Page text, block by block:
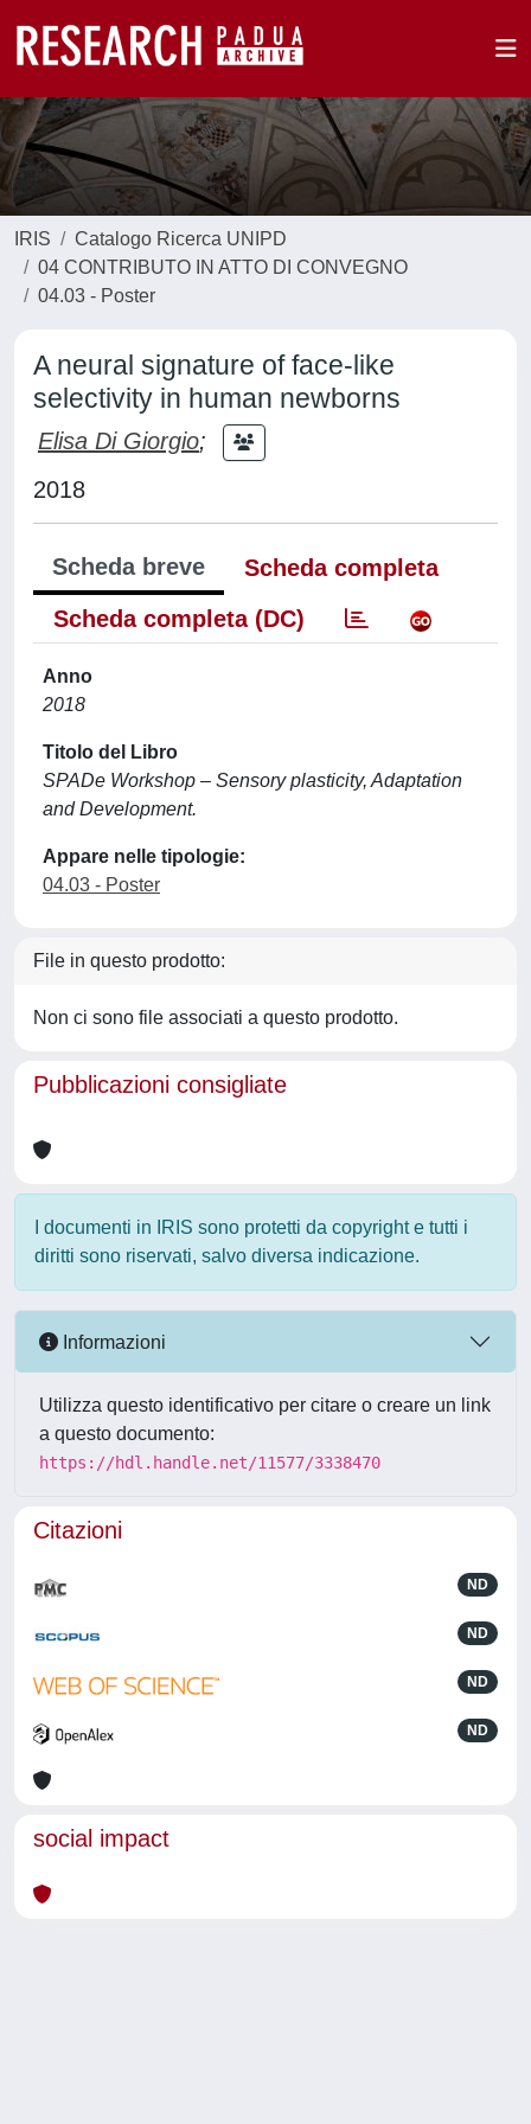
IRIS
Catalogo Ricerca UNIPD
04 CONTRIBUTO IN ATTO DI CONVEGNO
04.03 - Poster
A neural signature of face-like
selectivity in human newborns
Elisa Di Giorgio;
2018
Scheda breve
Scheda completa
Scheda completa (DC)
Anno
2018
Titolo del Libro
SPADe Workshop – Sensory plasticity, Adaptation
and Development.
Appare nelle tipologie:
04.03 - Poster
File in questo prodotto:
Non ci sono file associati a questo prodotto.
Pubblicazioni consigliate
I documenti in IRIS sono protetti da copyright e tutti i
diritti sono riservati, salvo diversa indicazione.
Informazioni
Utilizza questo identificativo per citare o creare un link
a questo documento:
https://hdl.handle.net/11577/3338470
Citazioni
ND
ND
ND
ND
social impact